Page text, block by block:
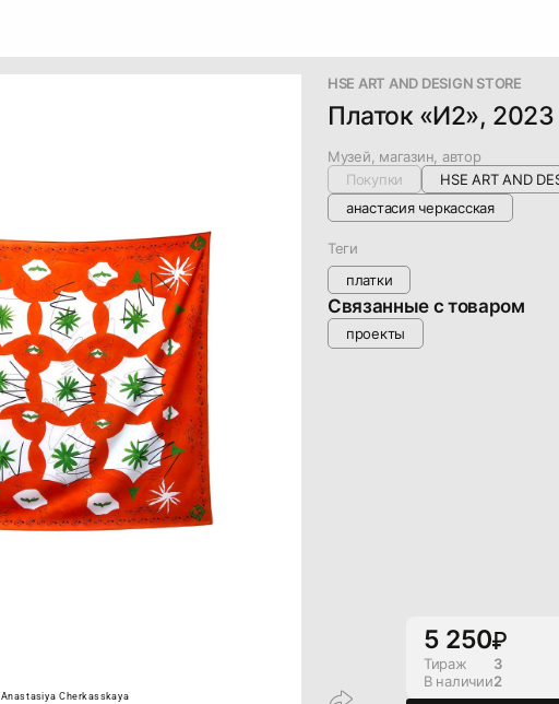
Anastasiya Cherkasskaya
HSE ART AND DESIGN STORE
Платок «И2», 2023
Музей, магазин, автор
Покупки
HSE ART AND
анастасия черкасская
Теги
платки
Связанные с товаром
проекты
5 250
Тираж
3
В наличии2